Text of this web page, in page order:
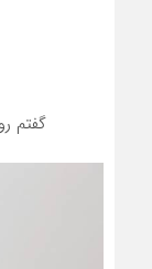
گفتم